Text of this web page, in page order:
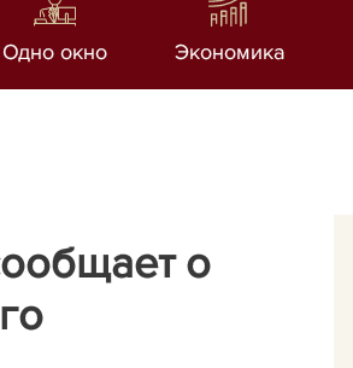
Одно окно Экономика
о